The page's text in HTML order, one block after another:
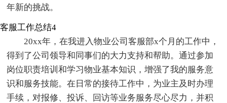
年新的挑战。
客服工作总结4
20xx年，在我进入物业公司客服部x个月的工作中，
得到了公司领导和同事们的大力支持和帮助。通过参加
岗位职责培训和学习物业基本知识，增强了我的服务意
识和服务技能。在日常的接待工作中，为业主及时办理
手续，对报修、投诉、回访等业务服务尽心尽力，并积